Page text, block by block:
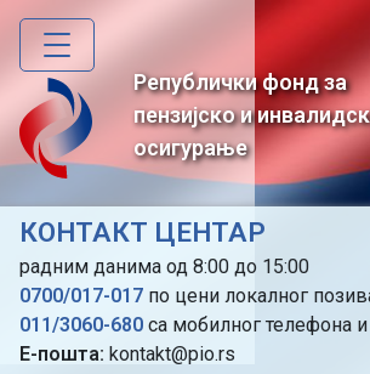
Skip
main
content
Републички фонд за
пензијско и
осигурање
КОНТАКТ ЦЕНТАР
радним данима од 8:00 до 15:00
0700/017-017 по цени локалног
011/3060-680 са мобилног телефона
Е-пошта: kontakt@pio.rs